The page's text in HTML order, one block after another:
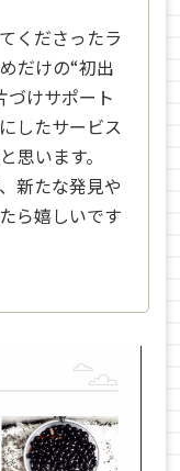
くださったラ
だけの“初出
づけサポート
したサービス
思います。
新たな発見や
ら嬉しいです